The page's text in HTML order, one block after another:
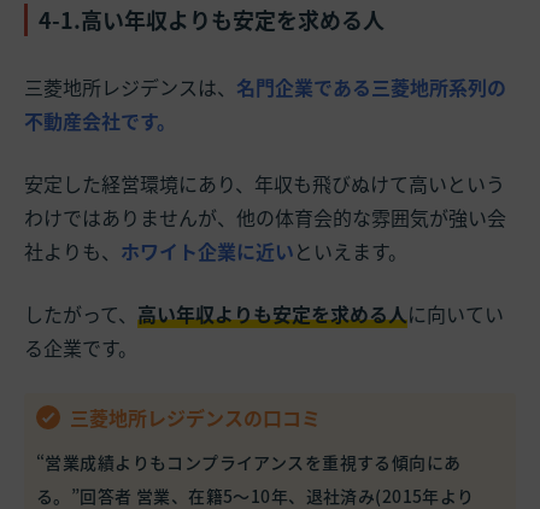
4-1.高い年収よりも安定を求める人
三菱地所レジデンスは、 名門企業である三菱地所系列の
不動産会社です。
安定した経営環境にあり、年収も飛びぬけて高いという
わけではありませんが、他の体育会的な雰囲気が強い会
社よりも、 ホワイト企業に近いといえます。
したがって、 高い年収よりも安定を求める人に向いてい
る企業です。
三菱地所レジデンスの口コミ
“営業成績よりもコンプライアンスを重視する傾向にあ
る。”回答者 営業、在籍5～10年、退社済み(2015年より